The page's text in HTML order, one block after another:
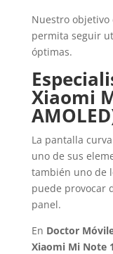
Nuestro
permita seguir
óptimas.
Xiaomi
La pantalla
uno de sus
también uno de
puede provocar
panel.
En Doctor
Xiaomi Mi Note